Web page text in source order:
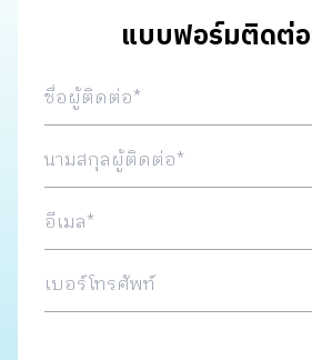
แบบฟอร์มติดต่